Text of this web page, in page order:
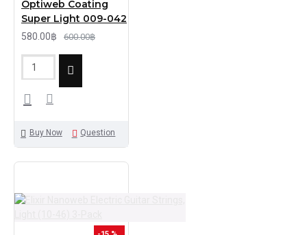
Optiweb Coating
Super Light 009-042
580.00฿ 600.00฿
Buy Now Question